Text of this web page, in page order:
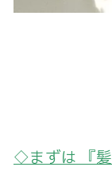
◇まずは 『